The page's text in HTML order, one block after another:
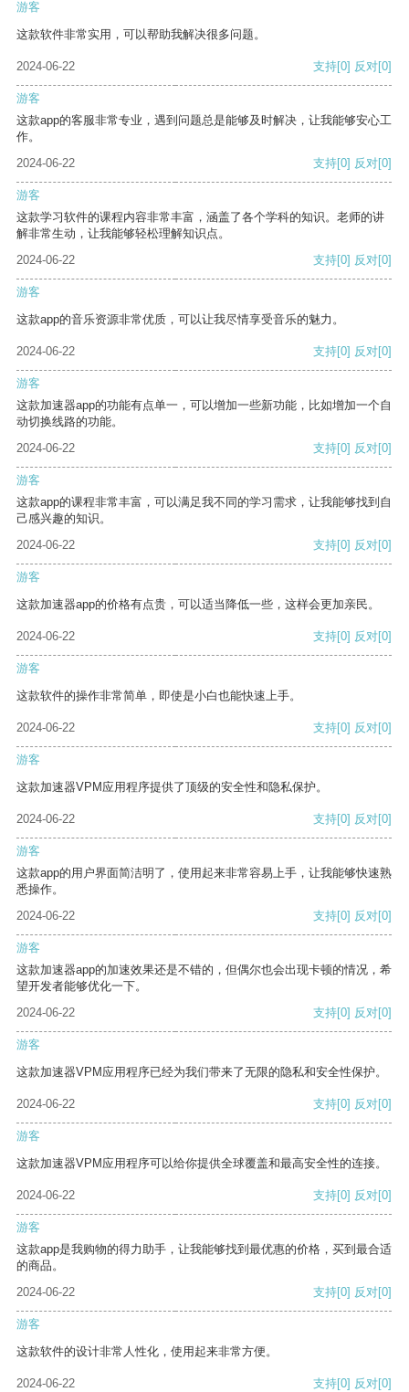
游客
这款软件非常实用，可以帮助我解决很多问题。
2024-06-22 支持[0] 反对[0]
游客
这款app的客服非常专业，遇到问题总是能够及时解决，让我能够安心工
作。
2024-06-22
支持[0] 反对[0]
游客
这款学习软件的课程内容非常丰富，涵盖了各个学科的知识。老师的讲
解非常生动，让我能够轻松理解知识点。
2024-06-22
支持[0] 反对[0]
游客
这款app的音乐资源非常优质，可以让我尽情享受音乐的魅力。
2024-06-22 支持[0] 反对[0]
游客
这款加速器app的功能有点单一，可以增加一些新功能，比如增加一个自
动切换线路的功能。
2024-06-22
支持[0] 反对[0]
游客
这款app的课程非常丰富，可以满足我不同的学习需求，让我能够找到自
己感兴趣的知识。
2024-06-22
支持[0] 反对[0]
游客
这款加速器app的价格有点贵，可以适当降低一些，这样会更加亲民。
2024-06-22 支持[0] 反对[0]
游客
这款软件的操作非常简单，即使是小白也能快速上手。
2024-06-22 支持[0] 反对[0]
游客
这款加速器VPM应用程序提供了顶级的安全性和隐私保护。
2024-06-22 支持[0] 反对[0]
游客
这款app的用户界面简洁明了，使用起来非常容易上手，让我能够快速熟
悉操作。
2024-06-22
支持[0] 反对[0]
游客
这款加速器app的加速效果还是不错的，但偶尔也会出现卡顿的情况，希
望开发者能够优化一下。
2024-06-22
支持[0] 反对[0]
游客
这款加速器VPM应用程序已经为我们带来了无限的隐私和安全性保护。
2024-06-22 支持[0] 反对[0]
游客
这款加速器VPM应用程序可以给你提供全球覆盖和最高安全性的连接。
2024-06-22 支持[0] 反对[0]
游客
这款app是我购物的得力助手，让我能够找到最优惠的价格，买到最合适
的商品。
2024-06-22
支持[0] 反对[0]
游客
这款软件的设计非常人性化，使用起来非常方便。
2024-06-22 支持[0] 反对[0]